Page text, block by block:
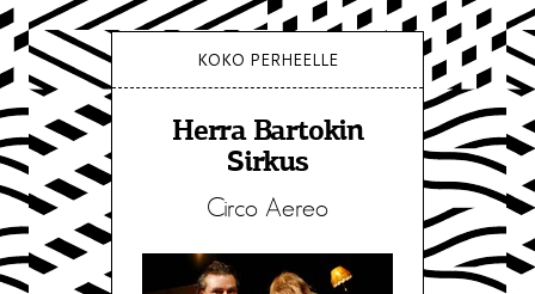
KOKO PERHEELLE
Herra Bartokin
Sirkus
Circo Aereo